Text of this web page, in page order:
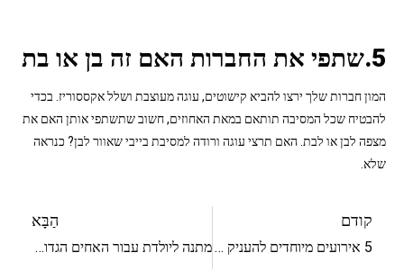
5.שתפי את החברות האם זה בן או בת
המון חברות שלך ירצו להביא קישוטים, עוגה מעוצבת ושלל אקססוריז. בכדי
להבטיח שכל המסיבה תותאם במאת האחוזים, חשוב שתשתפי אותן האם את
מצפה לבן או לבת. האם תרצי עוגה ורודה למסיבת בייבי שאוור לבן? כנראה
שלא.
קודם
5 אירועים מיוחדים להעניק מתנה לנשים
הַבָּא
מתנה ליולדת עבור האחים הגדולים